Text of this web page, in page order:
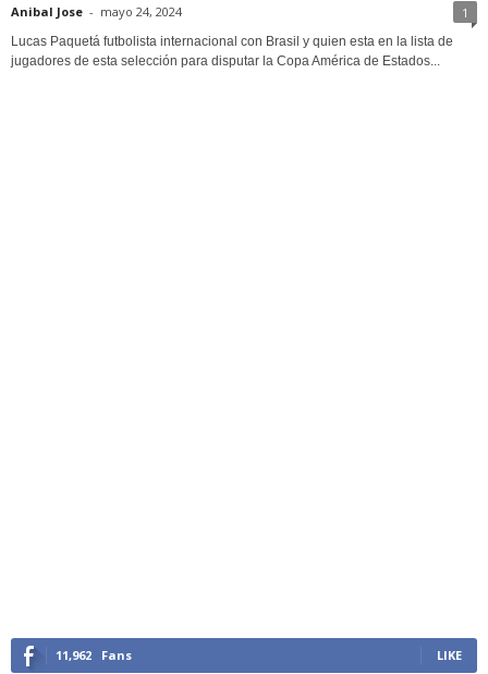
Anibal Jose - mayo 24, 2024 1
Lucas Paquetá futbolista internacional con Brasil y quien esta en la lista de
jugadores de esta selección para disputar la Copa América de Estados...
11,962 Fans LIKE